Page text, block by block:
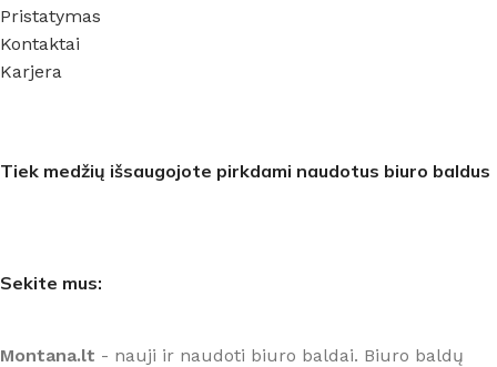
Pristatymas
Kontaktai
Karjera
Tiek medžių išsaugojote pirkdami naudotus biuro baldus
Sekite mus:
Montana.lt - nauji ir naudoti biuro baldai. Biuro baldų